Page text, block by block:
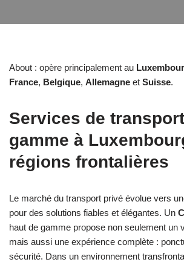
About : opère principalement au
France, Belgique, Allemagne et Suisse.
Services de
gamme à
régions frontalières
Le marché du transport privé évolue vers
pour des solutions fiables et élégantes. Un
haut de gamme propose non seulement un
mais aussi une expérience complète :
sécurité. Dans un environnement